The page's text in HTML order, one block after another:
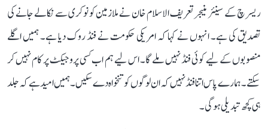
ریسرچ کے سینئر منیجر تعریف الاسلام خان نے ملازمین کو نوکری سے نکالے جانے کی
تصدیق کی ہے۔ انہوں نے کہا کہ امریکی حکومت نے فنڈ روک دیا ہے۔ ہمیں اگلے
منصوبوں کے لیے کوئی فنڈ نہیں ملے گا۔ اس لیے ہم اب کسی پروجیکٹ پر کام نہیں کر
سکتے۔ ہمارے پاس اتنا فنڈ نہیں کہ ان لوگوں کو تنخواہ دے سکیں۔ ہمیں امید ہے کہ جلد
ہی کچھ تبدیلی ہوگی۔